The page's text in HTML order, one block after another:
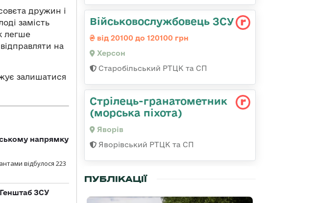
дружин і
замість
легше
на
залишатися
напрямку
відбулося 223
ЗСУ
Військовослужбовець ЗСУ
від 20100 до 120100 грн
Херсон
Старобільський РТЦК та СП
Стрілець-гранатометник
(морська піхота)
Яворів
Яворівський РТЦК та СП
ПУБЛІКАЦІЇ